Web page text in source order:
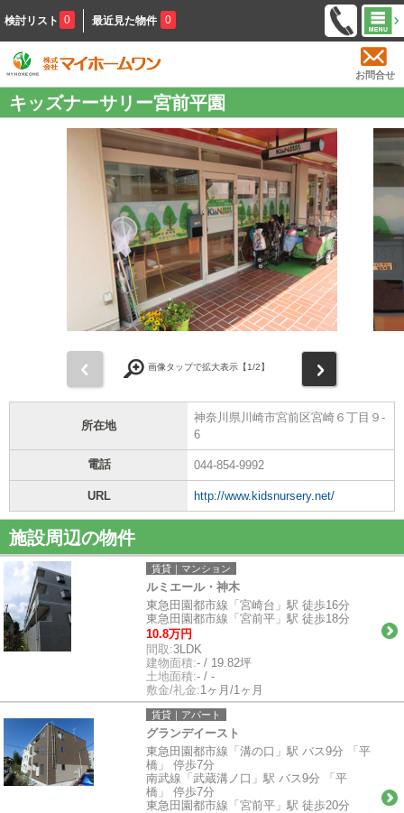
検討リスト 0 最近見た物件 0
お問合せ
キッズナーサリー宮前平園
画像タップで拡大表示【1/2】
所在地
神奈川県川崎市宮前区宮崎６丁目９-
6
電話 044-854-9992
URL http://www.kidsnursery.net/
施設周辺の物件
賃貸｜マンション
ルミエール・神木
東急田園都市線「宮崎台」駅 徒歩16分
東急田園都市線「宮前平」駅 徒歩18分
10.8万円
間取:3LDK
建物面積:- / 19.82坪
土地面積:- / -
敷金/礼金:1ヶ月/1ヶ月
賃貸｜アパート
グランデイースト
東急田園都市線「溝の口」駅 バス9分 「平
橋」 停歩7分
南武線「武蔵溝ノ口」駅 バス9分 「平
橋」 停歩7分
東急田園都市線「宮前平」駅 徒歩20分